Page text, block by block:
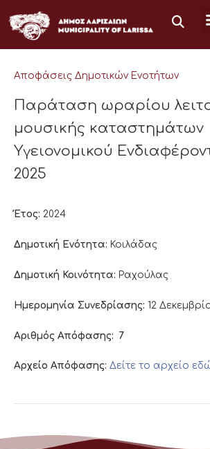
στο
περιεχόμενο
Αποφάσεις Δημοτικών Ενοτήτων
Παράταση ωραρίου
μουσικής καταστημάτων
Υγειονομικού
2025
Έτος: 2024
Δημοτική Ενότητα: Κοιλάδας
Δημοτική Κοινότητα: Ραχούλας
Ημερομηνία Συνεδρίασης: 12
Αριθμός Απόφασης: 7
Αρχείο Απόφασης: Δείτε το αρχείο